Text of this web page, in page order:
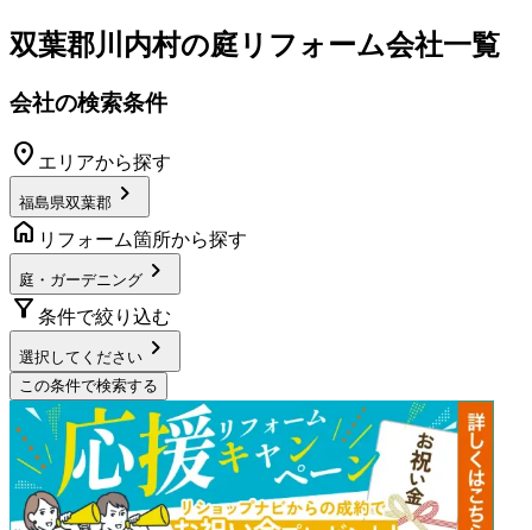
双葉郡川内村の庭リフォーム会社一覧
会社の検索条件
location_on エリアから探す
福島県双葉郡 chevron_right
home リフォーム箇所から探す
庭・ガーデニング chevron_right
filter_alt 条件で絞り込む
選択してください chevron_right
この条件で検索する